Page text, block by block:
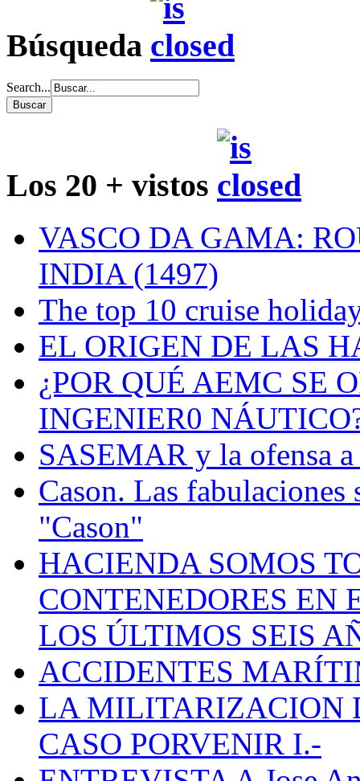
Búsqueda
Search...
Los 20 + vistos
VASCO DA GAMA:
INDIA (1497)
The top 10 cruise
EL ORIGEN DE LAS
¿POR QUÉ AEMC SE
INGENIER0
SASEMAR y la ofensa a
Cason. Las fabulaciones
"Cason"
HACIENDA SOMOS
CONTENEDORES EN
LOS ÚLTIMOS SEIS
ACCIDENTES
LA MILITARIZACION
CASO PORVENIR I.-